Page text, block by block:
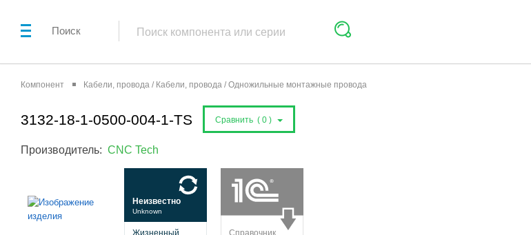
Поиск
Компонент Кабели, провода / Кабели, провода / Одножильные монтажные провода
3132-18-1-0500-004-1-TS Сравнить ( 0 )
Производитель: CNC Tech